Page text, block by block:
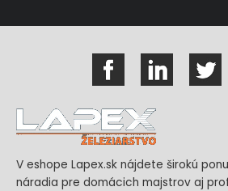
V eshope Lapex.sk nájdete širokú
náradia pre domácich majstrov aj